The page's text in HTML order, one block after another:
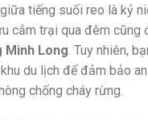
tiếng suối reo là kỷ
cắm trại qua đêm cũng
Minh Long . Tuy nhiên,
du lịch để đảm bảo
chống cháy rừng.